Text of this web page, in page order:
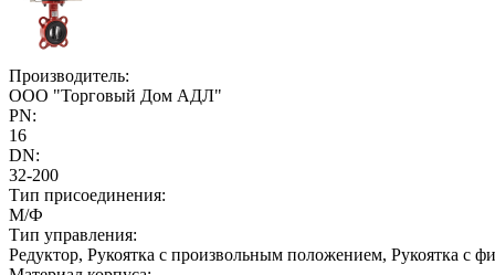
Производитель:
ООО "Торговый Дом АДЛ"
PN:
16
DN:
32-200
Тип присоединения:
М/Ф
Тип управления:
Редуктор, Рукоятка с произвольным положением, Рукоятка с